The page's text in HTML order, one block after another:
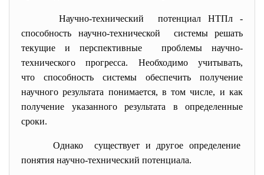
Научно-технический потенциал НТПл -
способность научно-технической системы решать
текущие и перспективные проблемы научно-
технического прогресса. Необходимо учитывать,
что способность системы обеспечить получение
научного результата понимается, в том числе, и как
получение указанного результата в определенные
сроки.
Однако существует и другое определение
понятия научно-технический потенциала.